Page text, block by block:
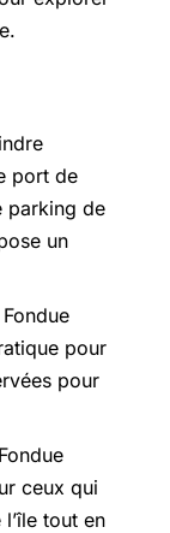
port de
parking de
un
pour
pour
ceux qui
tout en